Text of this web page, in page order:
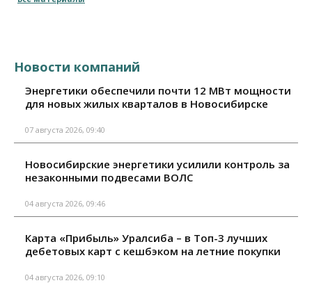
Новости компаний
Энергетики обеспечили почти 12 МВт мощности
для новых жилых кварталов в Новосибирске
07 августа 2026, 09:40
Новосибирские энергетики усилили контроль за
незаконными подвесами ВОЛС
04 августа 2026, 09:46
Карта «Прибыль» Уралсиба – в Топ-3 лучших
дебетовых карт с кешбэком на летние покупки
04 августа 2026, 09:10